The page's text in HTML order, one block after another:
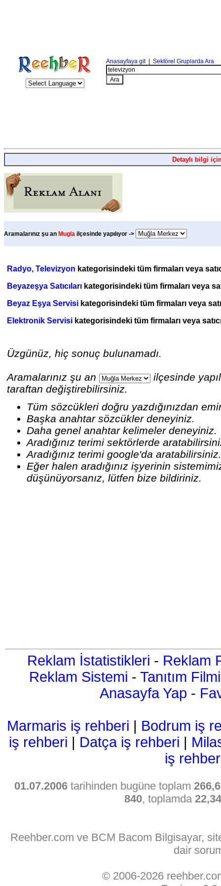
Anasayfaya git| Sektörel Gruplarda Ara
Detaylı bilgi
Aramalarınız şu an Mugla ilçesinde yapılıyor ->
Radyo, Televizyon kategorisindeki tüm firmaları veya
Beyazeşya Satıcıları kategorisindeki tüm firmaları veya
Beyaz Eşya Servisi kategorisindeki tüm firmaları veya
Elektronik Servisi kategorisindeki tüm firmaları veya
Üzgünüz, hiç sonuç bulunamadı.
Aramalarınız şu an
ilçesinde
taraftan değiştirebilirsiniz.
Tüm sözcükleri doğru yazdığınızdan
Başka anahtar sözcükler deneyiniz.
Daha genel anahtar kelimeler deneyiniz.
Aradığınız terimi sektörlerde
Aradığınız terimi google'da
Eğer halen aradığınız işyerinin
düşünüyorsanız, lütfen bize bildiriniz.
Reklam İstatistikleri - Reklam
Reklam Sistemi - Tanıtım Filmi
Anasayfa Yap -
Marmaris iş rehberi | Bodrum iş
iş rehberi | Datça iş rehberi |
iş
01.07.2006 tarihinden bugüne toplam
840, toplamda
Reehber.com ve BCM Bacom Bilgisayar,
dair
© 2006-2026